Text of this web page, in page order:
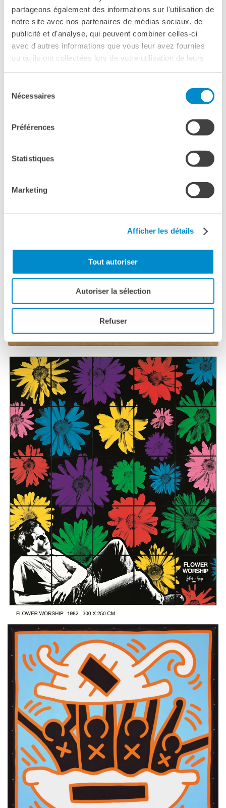
partageons également des informations sur l'utilisation de
notre site avec nos partenaires de médias sociaux, de
publicité et d'analyse, qui peuvent combiner celles-ci
avec d'autres informations que vous leur avez fournies
ou qu'ils ont collectées lors de votre utilisation de leurs
Nécessaires
Préférences
Statistiques
Marketing
Afficher les détails
Tout autoriser
Autoriser la sélection
Refuser